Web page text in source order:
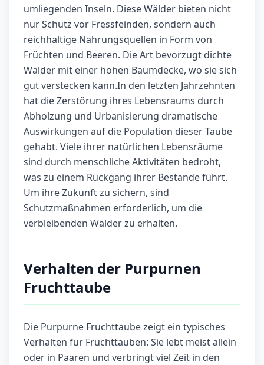
umliegenden Inseln. Diese Wälder bieten nicht
nur Schutz vor Fressfeinden, sondern auch
reichhaltige Nahrungsquellen in Form von
Früchten und Beeren. Die Art bevorzugt dichte
Wälder mit einer hohen Baumdecke, wo sie sich
gut verstecken kann.In den letzten Jahrzehnten
hat die Zerstörung ihres Lebensraums durch
Abholzung und Urbanisierung dramatische
Auswirkungen auf die Population dieser Taube
gehabt. Viele ihrer natürlichen Lebensräume
sind durch menschliche Aktivitäten bedroht,
was zu einem Rückgang ihrer Bestände führt.
Um ihre Zukunft zu sichern, sind
Schutzmaßnahmen erforderlich, um die
verbleibenden Wälder zu erhalten.
Verhalten der Purpurnen
Fruchttaube
Die Purpurne Fruchttaube zeigt ein typisches
Verhalten für Fruchttauben: Sie lebt meist allein
oder in Paaren und verbringt viel Zeit in den